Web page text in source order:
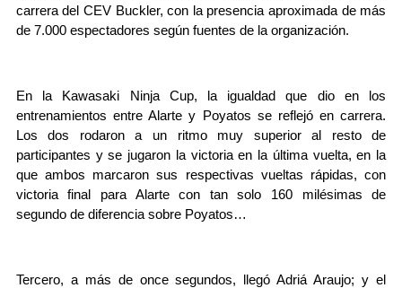
carrera del CEV Buckler, con la presencia aproximada de más
de 7.000 espectadores según fuentes de la organización.
En la Kawasaki Ninja Cup, la igualdad que dio en los
entrenamientos entre Alarte y Poyatos se reflejó en carrera.
Los dos rodaron a un ritmo muy superior al resto de
participantes y se jugaron la victoria en la última vuelta, en la
que ambos marcaron sus respectivas vueltas rápidas, con
victoria final para Alarte con tan solo 160 milésimas de
segundo de diferencia sobre Poyatos…
Tercero, a más de once segundos, llegó Adriá Araujo; y el